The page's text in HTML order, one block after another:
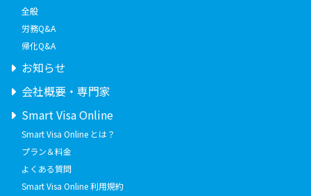
全般
労務Q&A
帰化Q&A
お知らせ
会社概要・専門家
Smart Visa Online
Smart Visa Online とは？
プラン＆料金
よくある質問
Smart Visa Online 利用規約